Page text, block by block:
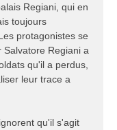
Regiani, qui en
toujours
protagonistes se
Regiani a
qu'il a perdus,
leur trace a
qu'il s'agit